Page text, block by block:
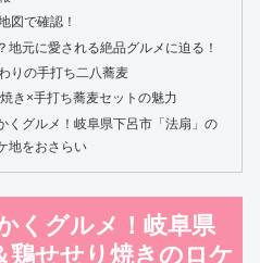
図で確認！
元に愛される絶品グルメに迫る！
りの手打ち二八蕎麦
き×手打ち蕎麦セットの魅力
くグルメ！岐阜県下呂市「法扇」の
地をおさらい
くグルメ！岐阜県
鶏せせり焼きのロケ